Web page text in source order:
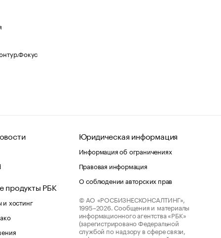
продукты РБК
хостинг
Юридическая информация
Информация об ограничениях
Правовая информация
О соблюдении авторских прав
© АО «РОСБИЗНЕСКОНСАЛТИНГ»,
1995–2026. Сообщения и материалы
информационного агентства «РБК»
(зарегистрировано Федеральной
службой по надзору в сфере связи,